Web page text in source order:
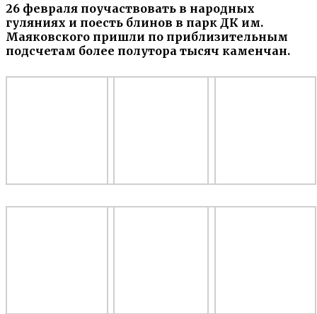
26 февраля поучаствовать в народных
гуляниях и поесть блинов в парк ДК им.
Маяковского пришли по приблизительным
подсчетам более полутора тысяч каменчан.